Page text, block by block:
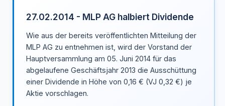
27.02.2014 - MLP AG halbiert Dividende
Wie aus der bereits veröffentlichten Mitteilung der
MLP AG zu entnehmen ist, wird der Vorstand der
Hauptversammlung am 05. Juni 2014 für das
abgelaufene Geschäftsjahr 2013 die Ausschüttung
einer Dividende in Höhe von 0,16 € (VJ 0,32 €) je
Aktie vorschlagen.